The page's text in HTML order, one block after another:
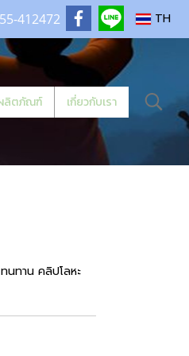
412472 TH
ลิตภัณฑ์ เกี่ยวกับเรา
นทาน คลิปโลหะ